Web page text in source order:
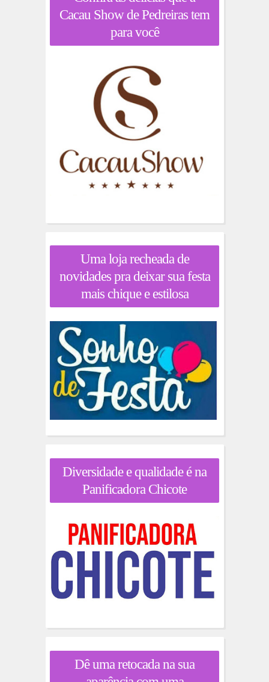
Cacau Show de Pedreiras tem
para você
Uma loja recheada de
novidades pra deixar sua festa
mais chique e estilosa
Diversidade e qualidade é na
Panificadora Chicote
Dê uma retocada na sua